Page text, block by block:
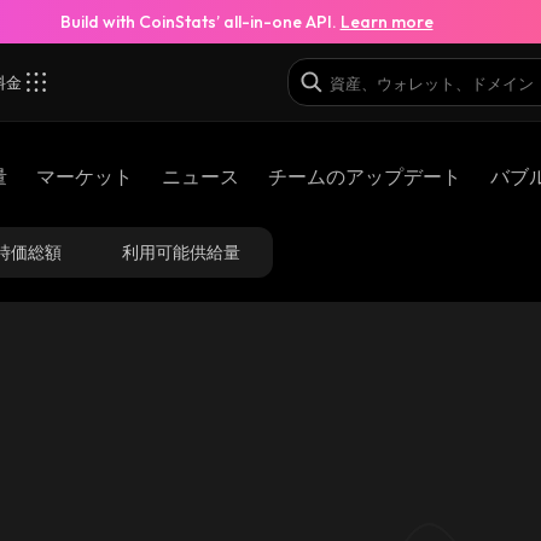
Build with CoinStats’ all-in-one API. Learn more
金
マーケット ニュース チームのアップデート バブ
価総額 利用可能供給量